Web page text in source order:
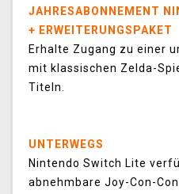
JAHRESABONNEMENT
+ ERWEITERUNGSPAKET
Erhalte Zugang zu einer
mit klassischen Zelda-
Titeln.
UNTERWEGS
Nintendo Switch Lite
abnehmbare Joy-Con-